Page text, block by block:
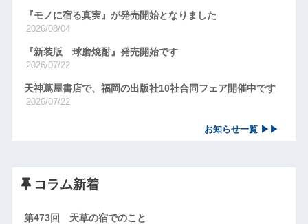
『モノに宿る真実』が発売開始となりました
2026/08/04
『新装版 球磨焼酎』発売開始です
2026/07/22
天神蔦屋書店で、福岡の出版社10社合同フェア開催中です
2026/07/22
お知らせ一覧 ▶▶
コラム新着
第473回 天草の宿でのこと